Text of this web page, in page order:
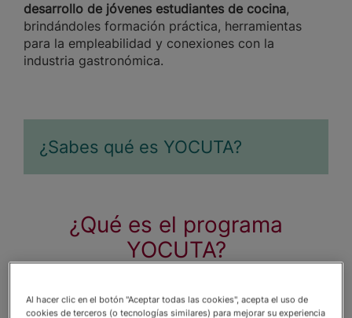
desarrollo de jóvenes estudiantes de cocina,
brindándoles formación práctica, herramientas
para la empleabilidad y conexiones con la
industria gastronómica.
¿Sabes qué es YOCUTA?
¿Qué es el programa
YOCUTA?
YOCUTA (Young Culinary Talents) es un programa
que hace parte de nuestra iniciativa de Creación
Al hacer clic en el botón "Aceptar todas las cookies", acepta el uso de
cookies de terceros (o tecnologías similares) para mejorar su experiencia